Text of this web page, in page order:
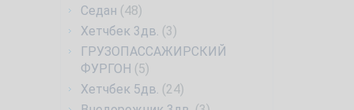
Седан (48)
Хетчбек 3дв. (3)
ГРУЗОПАССАЖИРСКИЙ
ФУРГОН (5)
Хетчбек 5дв. (24)